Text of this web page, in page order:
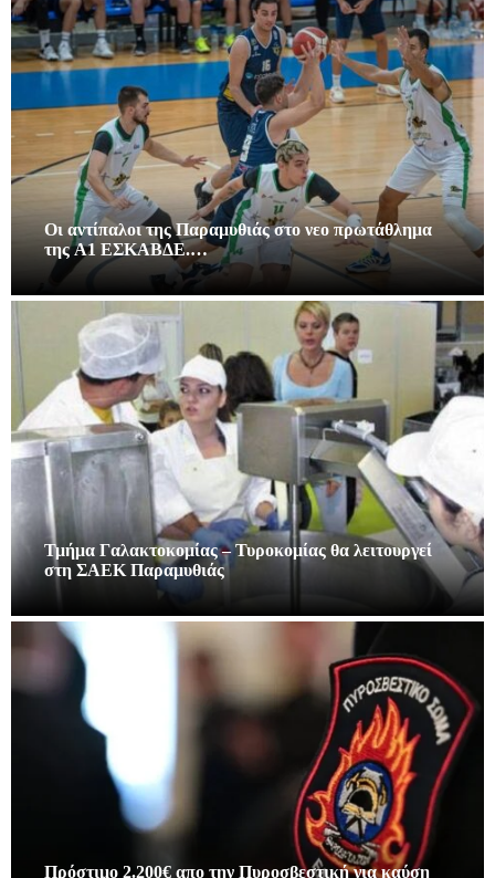
Οι αντίπαλοι της Παραμυθιάς στο νεο πρωτάθλημα
της A1 ΕΣΚΑΒΔΕ.…
Τμήμα Γαλακτοκομίας – Τυροκομίας θα λειτουργεί
στη ΣΑΕΚ Παραμυθιάς
Πρόστιμο 2.200€ απο την Πυροσβεστική για καύση